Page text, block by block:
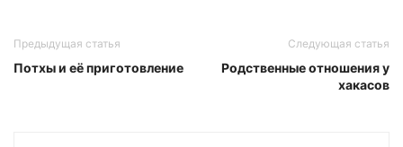
Предыдущая статья
Потхы и её приготовление
Следующая статья
Родственные отношения у
хакасов